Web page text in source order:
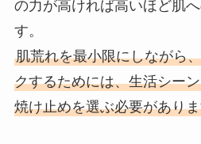
の力が高ければ高いほど肌
す。
肌荒れを最小限にしながら
クするためには、生活シー
焼け止めを選ぶ必要があり